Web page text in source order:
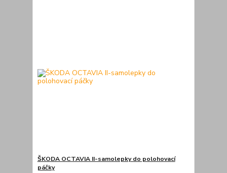
ŠKODA OCTAVIA II-samolepky do polohovací
páčky